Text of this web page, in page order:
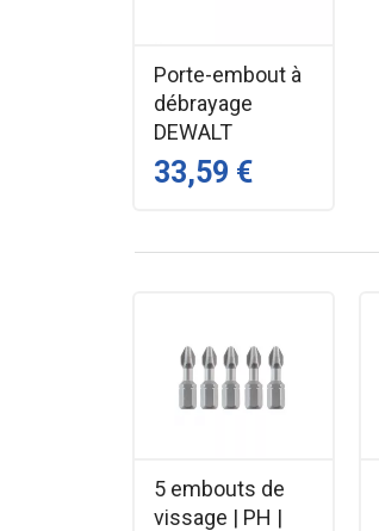
Porte-embout à
débrayage
DEWALT
33,59 €
5 embouts de
vissage | PH |